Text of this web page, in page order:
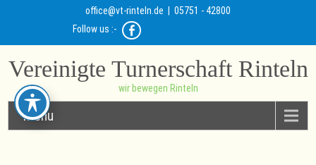
office@vt-rinteln.de | 05751 - 42800
Follow us :-
Vereinigte Turnerschaft Rinteln
wir bewegen Rinteln
Menu